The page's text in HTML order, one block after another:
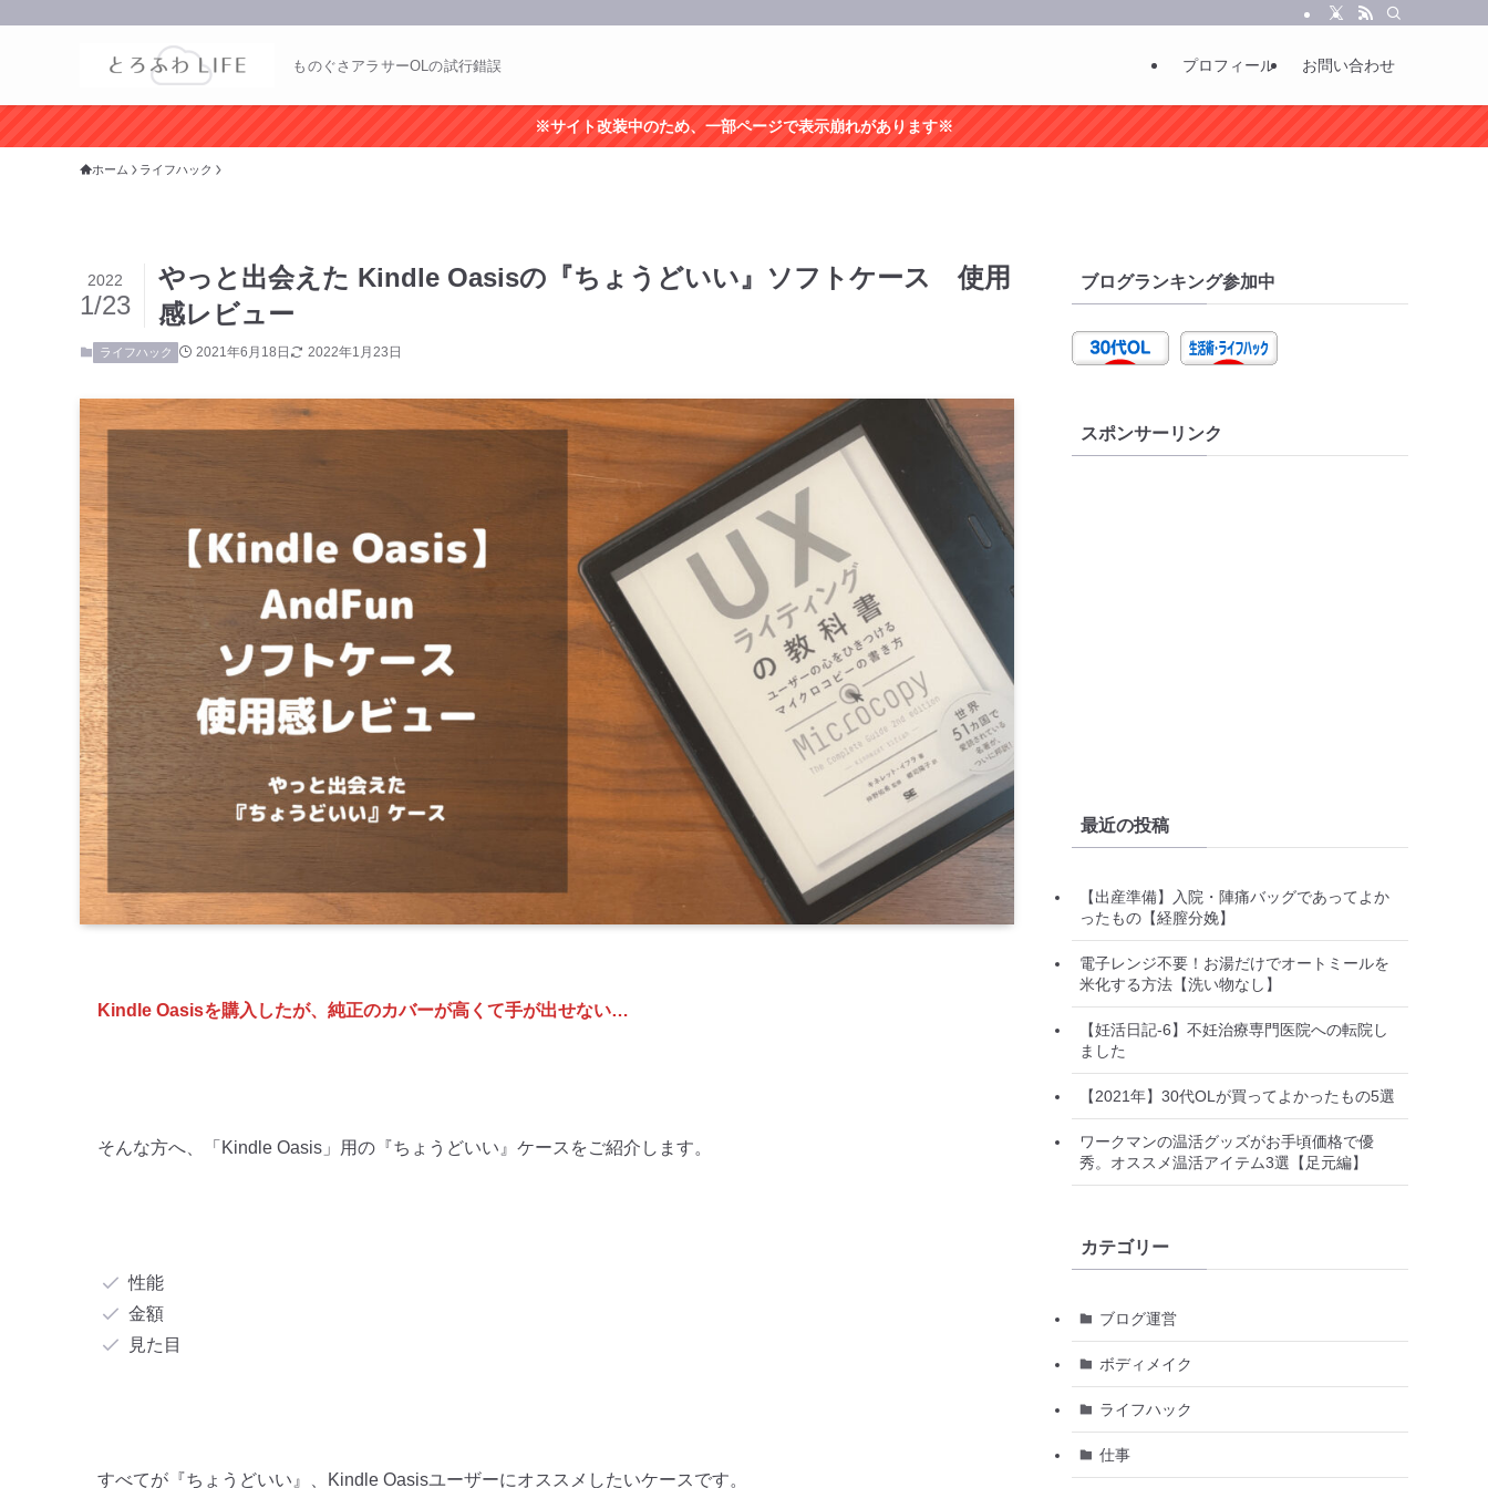
ものぐさアラサーOLの試行錯誤 プロフィール お問い合わせ
※サイト改装中のため、一部ページで表示崩れがあります※
ホーム ライフハック
やっと出会えた Kindle Oasisの『ちょうどいい』ソフトケース 使用
感レビュー
2022
1/23
ライフハック 2021年6月18日 2022年1月23日
Kindle Oasisを購入したが、純正のカバーが高くて手が出せない…
そんな方へ、「Kindle Oasis」用の『ちょうどいい』ケースをご紹介します。
性能
金額
見た目
すべてが『ちょうどいい』、Kindle Oasisユーザーにオススメしたいケースです。
ブログランキング参加中
スポンサーリンク
最近の投稿
【出産準備】入院・陣痛バッグであってよか
ったもの【経膣分娩】
電子レンジ不要！お湯だけでオートミールを
米化する方法【洗い物なし】
【妊活日記-6】不妊治療専門医院への転院し
ました
【2021年】30代OLが買ってよかったもの5選
ワークマンの温活グッズがお手頃価格で優
秀。オススメ温活アイテム3選【足元編】
カテゴリー
ブログ運営
ボディメイク
ライフハック
仕事